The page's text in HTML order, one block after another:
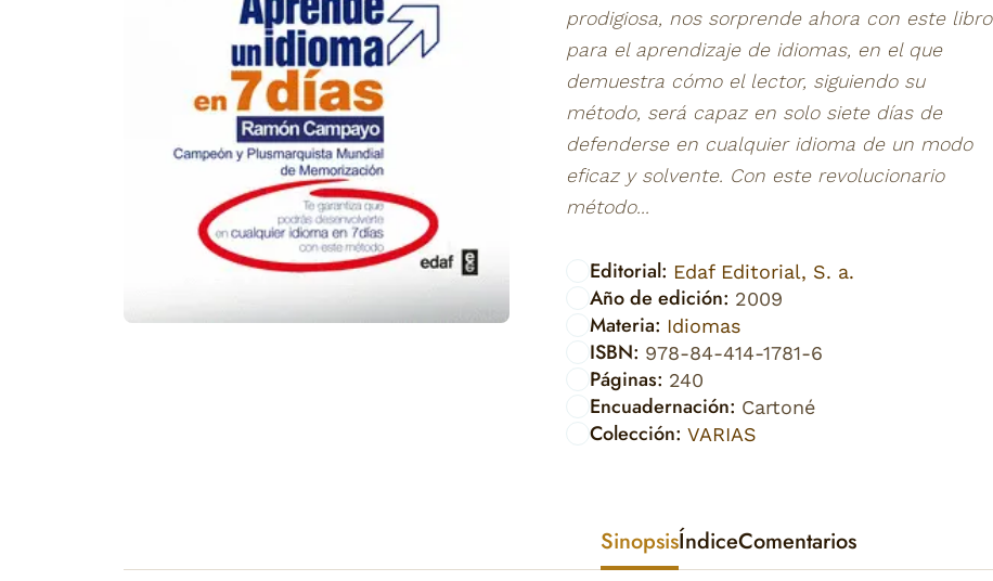
prodigiosa, nos sorprende ahora con este libro
para el aprendizaje de idiomas, en el que
demuestra cómo el lector, siguiendo su
método, será capaz en solo siete días de
defenderse en cualquier idioma de un modo
eficaz y solvente. Con este revolucionario
método...
Editorial: Edaf Editorial, S. a.
Año de edición: 2009
Materia: Idiomas
ISBN: 978-84-414-1781-6
Páginas: 240
Encuadernación: Cartoné
Colección: VARIAS
SinopsisÍndiceComentarios